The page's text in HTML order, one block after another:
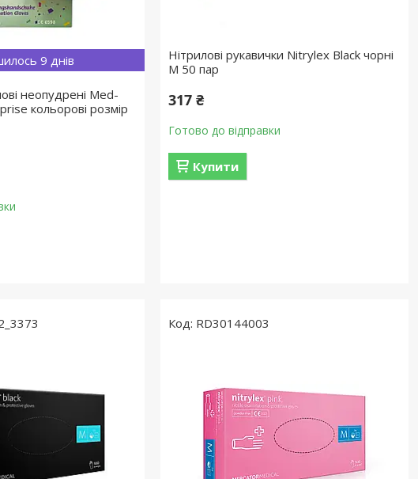
9 днів
неопудрені Med-
кольорові розмір
Нітрилові рукавички Nitrylex Black чорні
M 50 пар
317 ₴
Готово до відправки
Купити
RD30144003